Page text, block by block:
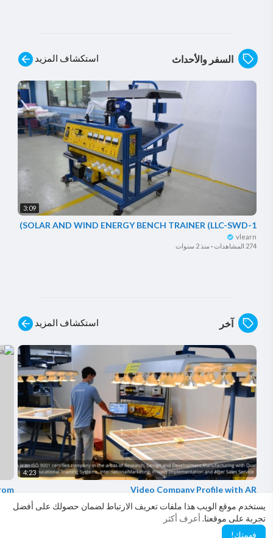
يستخدم موقع الويب هذا ملفات تعريف الارتباط لضمان حصولك على أفضل
تجربة على موقعنا. أعرف أكثر
فهمتك!
السفر والأحداث استكشاف المزيد
3:09
SOLAR AND WIND ENERGY BENCH TRAINER (LLC-SWD-1)
vlearn
274 المشاهدات
· منذ 2 سنوات
آخر استكشاف المزيد
4:23
Video Company Profile with AR
3 المشاهدات
· منذ 3 سنوات